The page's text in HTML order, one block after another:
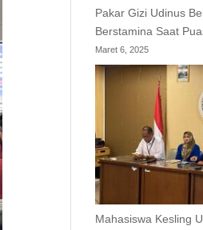
Pakar Gizi Udinus
Berstamina Saat
Maret 6, 2025
Mahasiswa Kesling